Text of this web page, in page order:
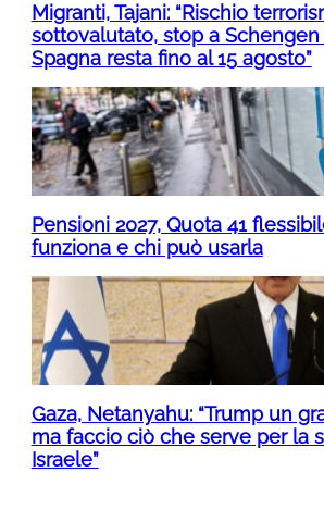
Migranti, Tajani: “Rischio
sottovalutato, stop a
Spagna resta fino al 15 agosto”
Pensioni 2027, Quota 41
funziona e chi può usarla
Gaza, Netanyahu: “Trump un
ma faccio ciò che serve per la
Israele”